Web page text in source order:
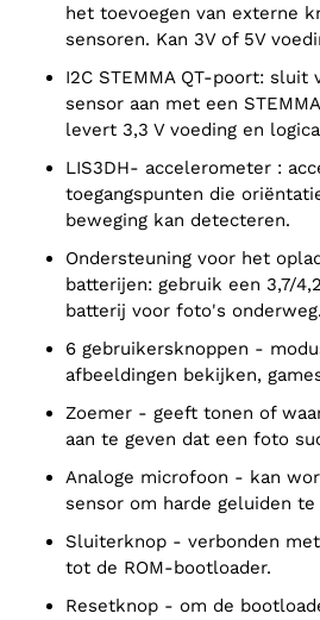
het toevoegen van externe
sensoren. Kan 3V of 5V
I2C STEMMA QT-poort: sluit vrijwel elke I2C-
sensor aan met een
levert 3,3 V voeding en
LIS3DH- accelerometer : accelerometer met drie
toegangspunten die
beweging kan detecteren.
Ondersteuning voor het opladen van LiPoly-
batterijen: gebruik een 3,7/
batterij voor foto's onderweg.
6 gebruikersknoppen - modus wijzigen, opgeslagen
afbeeldingen bekijken,
Zoemer - geeft tonen of waarschuwingen weer, om
aan te geven dat een foto
Analoge microfoon - kan worden gebruikt als
sensor om harde geluiden
Sluiterknop - verbonden met GPIO 0 voor toegang
tot de ROM-bootloader.
Resetknop - om de bootloader te openen of